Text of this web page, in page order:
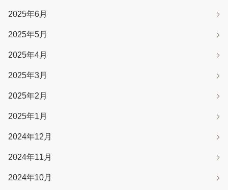
2025年6月
2025年5月
2025年4月
2025年3月
2025年2月
2025年1月
2024年12月
2024年11月
2024年10月